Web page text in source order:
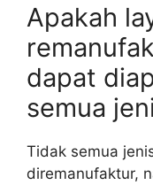
Apakah
dapat
semua
Tidak semua
diremanufaktur,